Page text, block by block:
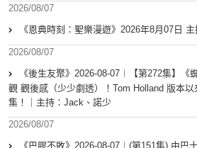
2026/08/07
《恩典時刻：聖樂漫遊》2026年8月07日
2026/08/07
《後生友聚》2026-08-07︱【第272集】《
觀 觀後感（少少劇透）！Tom Holland 版本
集！｜主持：Jack、諾少
2026/08/07
《巴膠不敗》2026-08-07︱(第151集) 由巴